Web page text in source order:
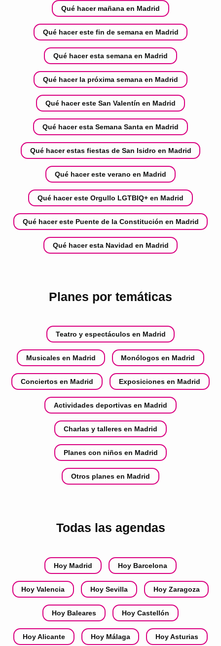
Qué hacer mañana en Madrid
Qué hacer este fin de semana en Madrid
Qué hacer esta semana en Madrid
Qué hacer la próxima semana en Madrid
Qué hacer este San Valentín en Madrid
Qué hacer esta Semana Santa en Madrid
Qué hacer estas fiestas de San Isidro en Madrid
Qué hacer este verano en Madrid
Qué hacer este Orgullo LGTBIQ+ en Madrid
Qué hacer este Puente de la Constitución en Madrid
Qué hacer esta Navidad en Madrid
Planes por temáticas
Teatro y espectáculos en Madrid
Musicales en Madrid Monólogos en Madrid
Conciertos en Madrid Exposiciones en Madrid
Actividades deportivas en Madrid
Charlas y talleres en Madrid
Planes con niños en Madrid
Otros planes en Madrid
Todas las agendas
Hoy Madrid Hoy Barcelona
Hoy Valencia Hoy Sevilla Hoy Zaragoza
Hoy Baleares Hoy Castellón
Hoy Alicante Hoy Málaga Hoy Asturias